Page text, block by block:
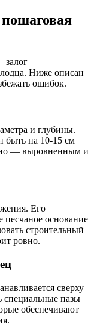
залог
Ниже описан
ошибок.
и глубины.
быть на 10-15 см
— выровненным и
Его
песчаное основание
строительный
ровно.
сверху
специальные пазы
обеспечивают